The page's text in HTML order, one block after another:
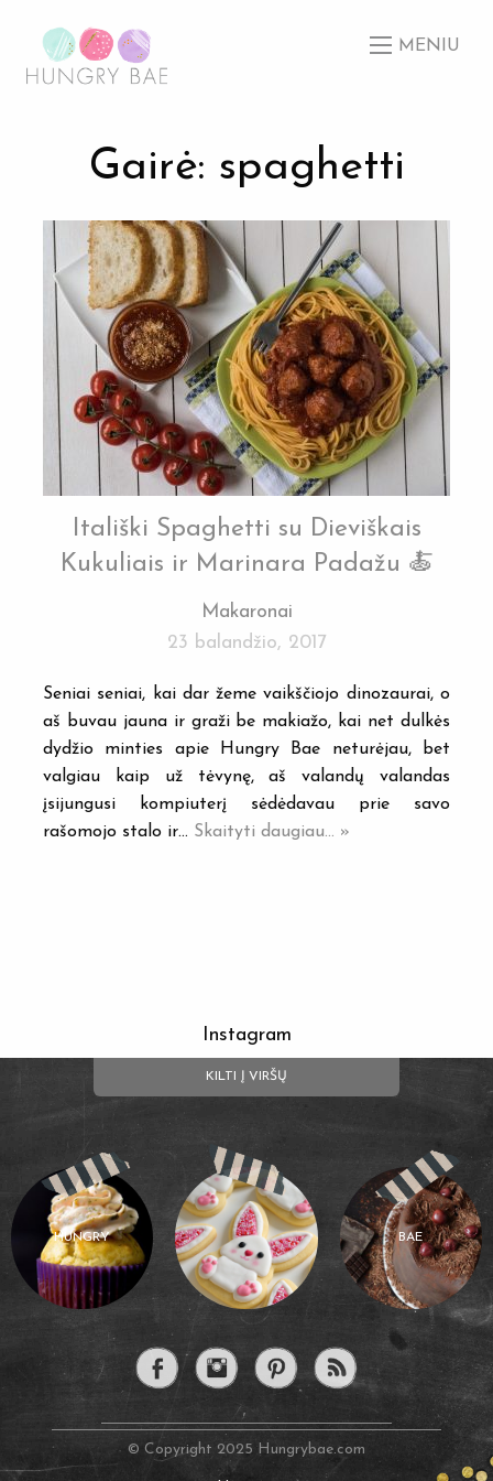
MENIU
Gairė: spaghetti
Itališki Spaghetti su Dieviškais
Kukuliais ir Marinara Padažu 🍝
Makaronai
23 balandžio, 2017
Seniai seniai, kai dar žeme vaikščiojo dinozaurai, o
aš buvau jauna ir graži be makiažo, kai net dulkės
dydžio minties apie Hungry Bae neturėjau, bet
valgiau kaip už tėvynę, aš valandų valandas
įsijungusi kompiuterį sėdėdavau prie savo
rašomojo stalo ir… Skaityti daugiau... »
Instagram
KILTI Į VIRŠŲ
HUNGRY BAE
© Copyright 2025 Hungrybae.com